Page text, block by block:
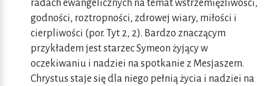
radach ewangelicznych na temat wstrzemięźliwości,
godności, roztropności, zdrowej wiary, miłości i
cierpliwości (por. Tyt 2, 2). Bardzo znaczącym
przykładem jest starzec Symeon żyjący w
oczekiwaniu i nadziei na spotkanie z Mesjaszem.
Chrystus staje się dla niego pełnią życia i nadziei na